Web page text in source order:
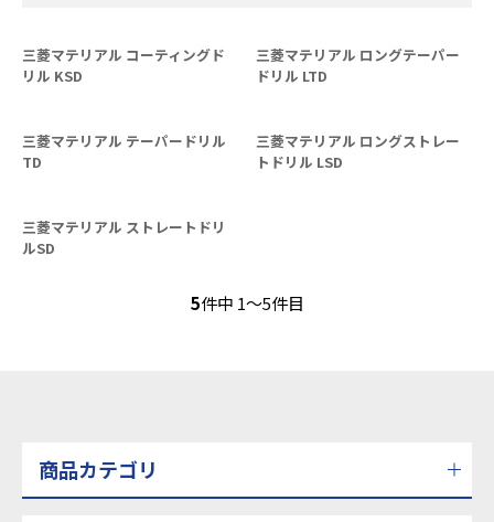
三菱マテリアル コーティングド
リル KSD
三菱マテリアル ロングテーパー
ドリル LTD
三菱マテリアル テーパードリル
TD
三菱マテリアル ロングストレー
トドリル LSD
三菱マテリアル ストレートドリ
ルSD
5件中 1〜5件目
商品カテゴリ